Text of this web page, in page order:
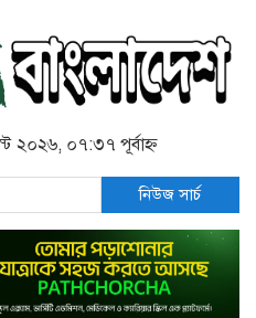
২০২৬, ০৭:৩৭ পূর্বাহ্ন
নিউজ সার্চ